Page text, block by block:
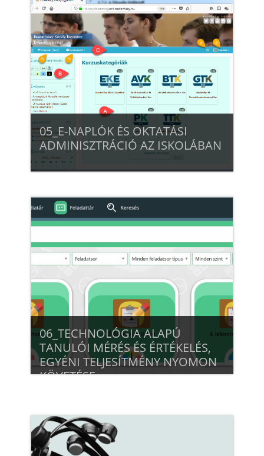
Beiratkozás
05_E-NAPLÓK ÉS OKTATÁSI
ADMINISZTRÁCIÓ AZ ISKOLÁBAN
06_TECHNOLÓGIA ALAPÚ
TANULÓI MÉRÉS ÉS ÉRTÉKELÉS,
EGYÉNI TELJESÍTMÉNY NYOMON
KÖVETÉSE
A kurzus olyan elméleti alapokra épülő, a
gyakorlatban felhasználható online
megoldásokat kínál, amelyek a